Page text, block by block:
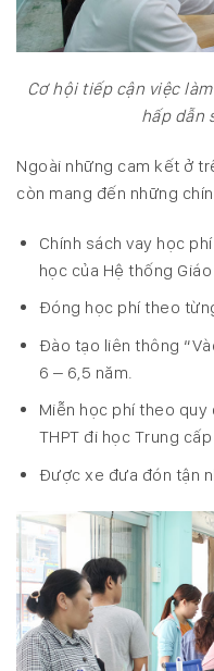
Cơ hội tiếp cận việc
hấp dẫn
Ngoài những cam kết ở
còn mang đến những
Chính sách vay học
học của Hệ thống
Đóng học phí theo
Đào tạo liên thông
6 – 6,5 năm.
Miễn học phí theo
THPT đi học Trung
Được xe đưa đón tận